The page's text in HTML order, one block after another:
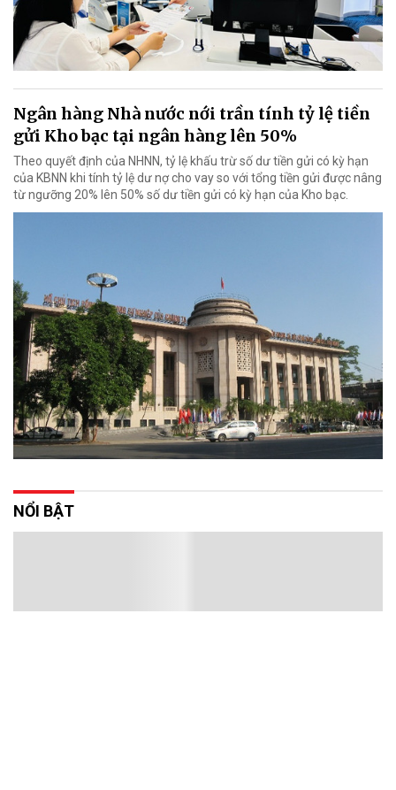
Ngân hàng Nhà nước nới trần tính tỷ lệ tiền
gửi Kho bạc tại ngân hàng lên 50%
Theo quyết định của NHNN, tỷ lệ khấu trừ số dư tiền gửi có kỳ hạn
của KBNN khi tính tỷ lệ dư nợ cho vay so với tổng tiền gửi được nâng
từ ngưỡng 20% lên 50% số dư tiền gửi có kỳ hạn của Kho bạc.
NỔI BẬT